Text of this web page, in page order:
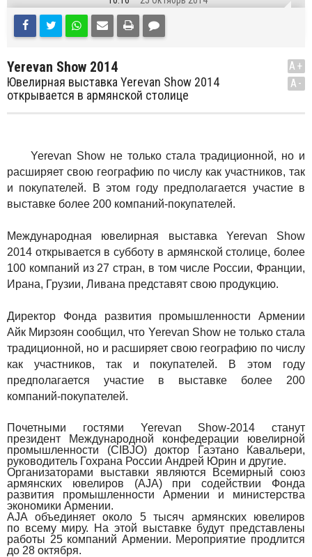
Yerevan Show 2014
Ювелирная выставка Yerevan Show 2014
открывается в армянской столице
A+
A-
Yerevan Show не только стала традиционной, но и
расширяет свою географию по числу как участников, так
и покупателей. В этом году предполагается участие в
выставке более 200 компаний-покупателей.
Международная ювелирная выставка Yerevan Show
2014 открывается в субботу в армянской столице, более
100 компаний из 27 стран, в том числе России, Франции,
Ирана, Грузии, Ливана представят свою продукцию.
Директор Фонда развития промышленности Армении
Айк Мирзоян сообщил, что Yerevan Show не только стала
традиционной, но и расширяет свою географию по числу
как участников, так и покупателей. В этом году
предполагается участие в выставке более 200
компаний-покупателей.
Почетными гостями Yerevan Show-2014 станут
президент Международной конфедерации ювелирной
промышленности (CIBJO) доктор Гаэтано Кавальери,
руководитель Гохрана России Андрей Юрин и другие.
Организаторами выставки являются Всемирный союз
армянских ювелиров (AJA) при содействии Фонда
развития промышленности Армении и министерства
экономики Армении.
AJA объединяет около 5 тысяч армянских ювелиров
по всему миру. На этой выставке будут представлены
работы 25 компаний Армении. Мероприятие продлится
до 28 октября.